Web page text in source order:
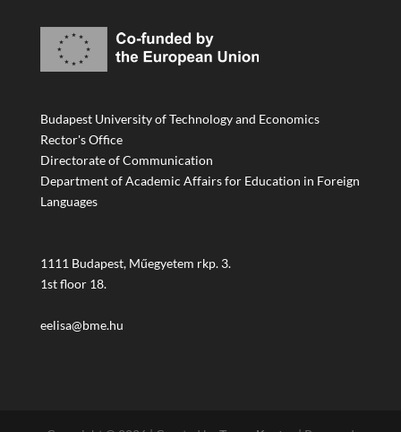
Budapest University of Technology and Economics
Rector's Office
Directorate of Communication
Department of Academic Affairs for Education in Foreign
Languages
1111 Budapest, Műegyetem rkp. 3.
1st floor 18.
eelisa@bme.hu